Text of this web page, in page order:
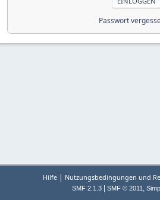
Passwort
Hilfe | Nutzungsbedingungen und
SMF 2.1.3| SMF © 2011,